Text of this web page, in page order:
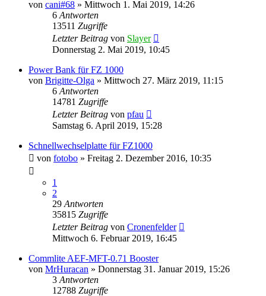
von cani#68 » Mittwoch 1. Mai 2019, 14:26
6 Antworten
13511 Zugriffe
Letzter Beitrag von Slayer
Donnerstag 2. Mai 2019, 10:45
Power Bank für FZ 1000
von Brigitte-Olga » Mittwoch 27. März 2019, 11:15
6 Antworten
14781 Zugriffe
Letzter Beitrag von pfau
Samstag 6. April 2019, 15:28
Schnellwechselplatte für FZ1000
von fotobo » Freitag 2. Dezember 2016, 10:35
1
2
29 Antworten
35815 Zugriffe
Letzter Beitrag von Cronenfelder
Mittwoch 6. Februar 2019, 16:45
Commlite AEF-MFT-0.71 Booster
von MrHuracan » Donnerstag 31. Januar 2019, 15:26
3 Antworten
12788 Zugriffe